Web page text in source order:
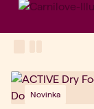
Novinka